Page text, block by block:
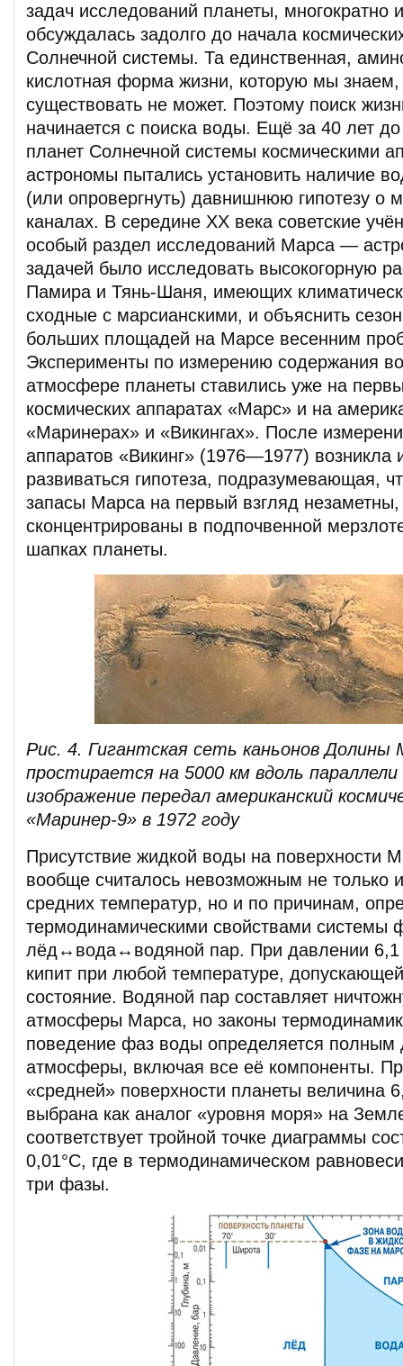
задач исследований планеты, многократно
обсуждалась задолго до начала
Солнечной системы. Та единственная,
кислотная форма жизни, которую мы
существовать не может. Поэтому поиск
начинается с поиска воды. Ещё за 40 лет
планет Солнечной системы космическими
астрономы пытались установить наличие
(или опровергнуть) давнишнюю гипотезу о
каналах. В середине ХХ века советские
особый раздел исследований Марса —
задачей было исследовать высокогорную
Памира и Тянь-Шаня, имеющих
сходные с марсианскими, и объяснить
больших площадей на Марсе весенним
Эксперименты по измерению содержания
атмосфере планеты ставились уже на
космических аппаратах «Марс» и на
«Маринерах» и «Викингах». После
аппаратов «Викинг» (1976—1977) возникла
развиваться гипотеза, подразумевающая,
запасы Марса на первый взгляд незаметны,
сконцентрированы в подпочвенной
шапках планеты.
Рис. 4. Гигантская сеть каньонов Долины
простирается на 5000 км вдоль
изображение передал американский
«Маринер-9» в 1972 году
Присутствие жидкой воды на поверхности
вообще считалось невозможным не только
средних температур, но и по причинам,
термодинамическими свойствами системы
лёд↔вода↔водяной пар. При давлении
кипит при любой температуре,
состояние. Водяной пар составляет
атмосферы Марса, но законы
поведение фаз воды определяется полным
атмосферы, включая все её компоненты.
«средней» поверхности планеты величина
выбрана как аналог «уровня моря» на
соответствует тройной точке диаграммы
0,01°С, где в термодинамическом
три фазы.